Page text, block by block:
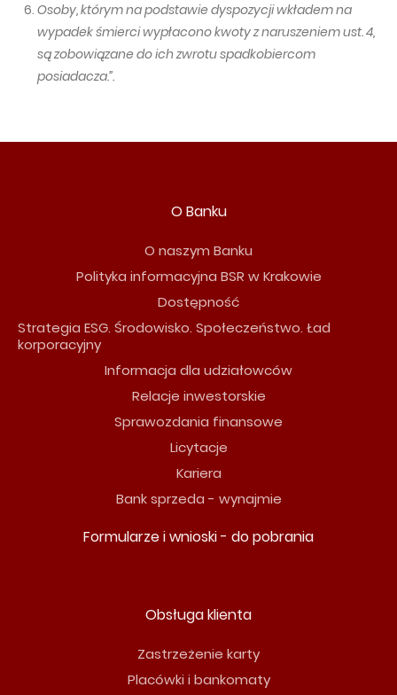
Osoby, którym na podstawie dyspozycji wkładem na
wypadek śmierci wypłacono kwoty z naruszeniem ust. 4,
są zobowiązane do ich zwrotu spadkobiercom
posiadacza.”.
O Banku
O naszym Banku
Polityka informacyjna BSR w Krakowie
Dostępność
Strategia ESG. Środowisko. Społeczeństwo. Ład
korporacyjny
Informacja dla udziałowców
Relacje inwestorskie
Sprawozdania finansowe
Licytacje
Kariera
Bank sprzeda - wynajmie
Formularze i wnioski - do pobrania
Obsługa klienta
Zastrzeżenie karty
Placówki i bankomaty